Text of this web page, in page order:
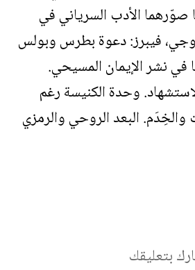
صوّرهما الأدب السرياني في
فيبرز: دعوة بطرس وبولس
في نشر الإيمان المسيحي.
وحدة الكنيسة رغم
البعد الروحي والرمزي
بتعليقك